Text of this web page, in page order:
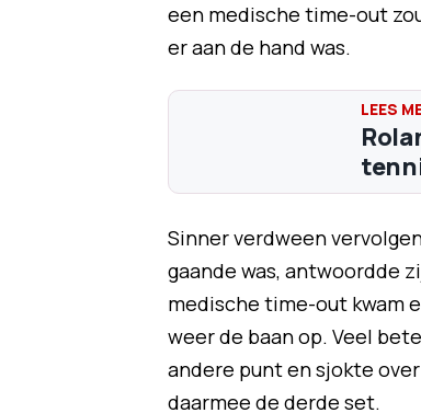
een medische time-out
er aan de hand was.
Sinner verdween
gaande was, antwoordde
medische time-out kwam
weer de baan op. Veel
andere punt en sjokte
daarmee de derde set.